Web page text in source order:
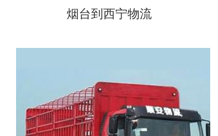
烟台到西宁物流